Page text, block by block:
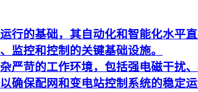
行的基础，其自动化和智能化水平
监控和控制的关键基础设施。
严苛的工作环境，包括强电磁干扰
确保配网和变电站控制系统的稳定运